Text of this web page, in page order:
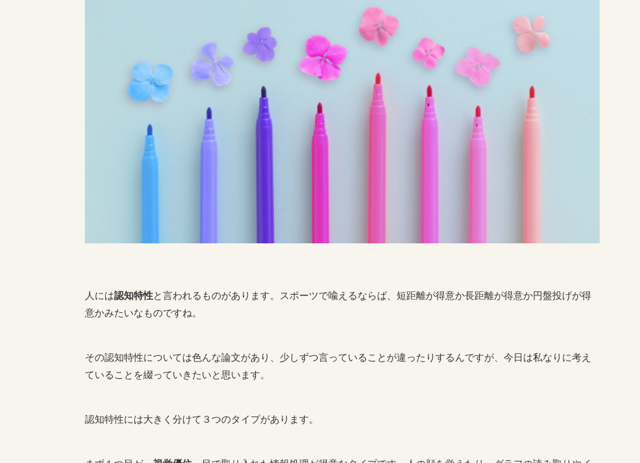
人には認知特性と言われるものがあります。スポーツで喩えるならば、短距離が得意か長距離が得意か円盤投げが得
意かみたいなものですね。
その認知特性については色んな論文があり、少しずつ言っていることが違ったりするんですが、今日は私なりに考え
ていることを綴っていきたいと思います。
認知特性には大きく分けて３つのタイプがあります。